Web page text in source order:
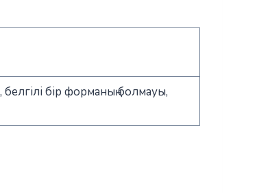
белгілі бір форманың болмауы,